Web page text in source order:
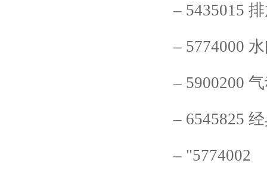
– 5435015
– 5774000
– 5900200
– 6545825
– "5774002